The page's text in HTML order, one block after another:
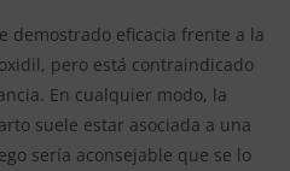
demostrado eficacia frente a la
pero está contraindicado
En cualquier modo, la
suele estar asociada a una
sería aconsejable que se lo